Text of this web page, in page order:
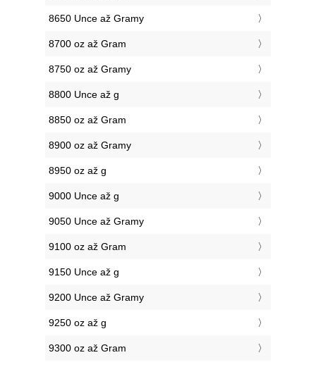
8650 Unce až Gramy
8700 oz až Gram
8750 oz až Gramy
8800 Unce až g
8850 oz až Gram
8900 oz až Gramy
8950 oz až g
9000 Unce až g
9050 Unce až Gramy
9100 oz až Gram
9150 Unce až g
9200 Unce až Gramy
9250 oz až g
9300 oz až Gram